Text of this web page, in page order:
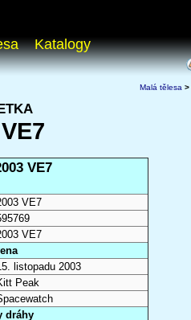
Katalogy
Malá tělesa >
VE7
VE7
VE7
listopadu 2003
Peak
dráhy